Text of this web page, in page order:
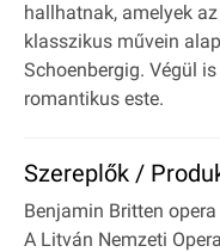
hallhatnak, amelyek
klasszikus művein
Schoenbergig. Végül
romantikus este.
Szereplők /
Benjamin Britten
A Litván Nemzeti